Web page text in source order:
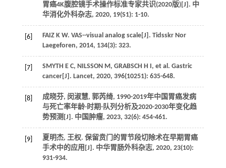
胃癌4K腹腔镜手术操作标准专家共识(2020版)[J]. 中
华消化外科杂志, 2020, 19(S1): 1-10.
[6]
FAIZ K W. VAS--visual analog scale[J]. Tidsskr Nor
Laegeforen, 2014, 134(3): 323.
[7]
SMYTH E C, NILSSON M, GRABSCH H I, et al. Gastric
cancer[J]. Lancet, 2020, 396(10251): 635-648.
[8]
成晓芬, 闵淑慧, 郭芮绮, 1990-2019年中国胃癌发病
与死亡率年龄-时期-队列分析及2020-2030年变化趋
势预测[J]. 中国肿瘤, 2023, 32(6): 454-461.
[9]
夏明杰, 王权. 保留贲门的胃节段切除术在早期胃癌
手术中的应用[J]. 中华胃肠外科杂志, 2020, 23(10):
931-934.